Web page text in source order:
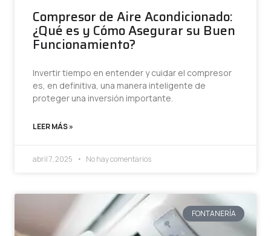
Compresor de Aire Acondicionado:
¿Qué es y Cómo Asegurar su Buen
Funcionamiento?
Invertir tiempo en entender y cuidar el compresor
es, en definitiva, una manera inteligente de
proteger una inversión importante.
LEER MÁS »
abril 7, 2025 No hay comentarios
FONTANERÍA